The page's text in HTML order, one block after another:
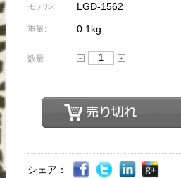
モデル: LGD-1562
重量: 0.1kg
数量
シェア：